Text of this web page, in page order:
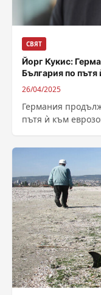
СВЯТ
Йорг Кукис:
България по
26/04/2025
Германия
пътя ѝ към